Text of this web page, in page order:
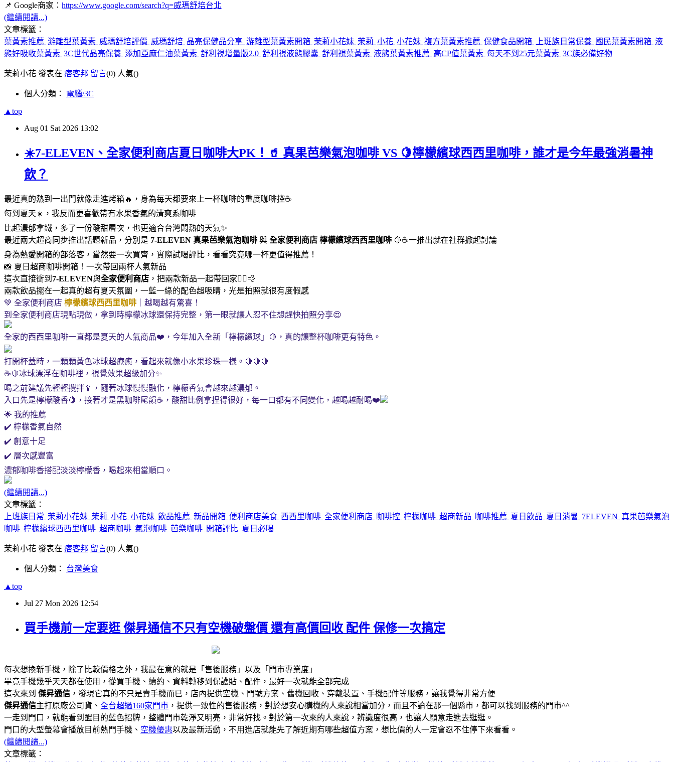
📌 Google商家： https://www.google.com/search?q=威瑪舒培台北
(繼續閱讀...)
文章標籤：
葉黃素推薦 游離型葉黃素 威瑪舒培評價 威瑪舒培 晶亮保健品分享 游離型葉黃素開箱 茉莉小花妹 茉莉 小花 小花妹 複方葉黃素推薦 保健食品開箱 上班族日常保養 國民葉黃素開箱 液
態好吸收葉黃素 3C世代晶亮保養 添加亞麻仁油葉黃素 舒利視增量版2.0 舒利視液態膠囊 舒利視葉黃素 液態葉黃素推薦 高CP值葉黃素 每天不到25元葉黃素 3C族必備好物
茉莉小花 發表在 痞客邦 留言(0) 人氣()
個人分類： 電腦/3C
▲top
Aug 01 Sat 2026 13:02
☀️7-ELEVEN、全家便利商店夏日咖啡大PK！🥤 真果芭樂氣泡咖啡 VS 🍋檸檬繽球西西里咖啡，誰才是今年最強消暑神
飲？
最近真的熱到一出門就像走進烤箱🔥，身為每天都要來上一杯咖啡的重度咖啡控☕
每到夏天☀️，我反而更喜歡帶有水果香氣的清爽系咖啡
比起濃郁拿鐵，多了一份酸甜層次，也更適合台灣悶熱的天氣✨
最近兩大超商同步推出話題新品，分別是 7-ELEVEN 真果芭樂氣泡咖啡 與 全家便利商店 檸檬繽球西西里咖啡 🍋☕一推出就在社群掀起討論
身為熱愛開箱的部落客，當然要一次買齊，實際試喝評比，看看究竟哪一杯更值得推薦！
📸 夏日超商咖啡開箱！一次帶回兩杯人氣新品
這次直接衝到 7-ELEVEN與全家便利商店 ，把兩款新品一起帶回家🏃‍♀️💨
兩款飲品擺在一起真的超有夏天氛圍，一藍一綠的配色超吸睛，光是拍照就很有度假感
💚 全家便利商店 檸檬繽球西西里咖啡 ｜越喝越有驚喜！
到全家便利商店現點現做，拿到時檸檬冰球還保持完整，第一眼就讓人忍不住想趕快拍照分享😍
全家的西西里咖啡一直都是夏天的人氣商品❤️，今年加入全新「檸檬繽球」🍋，真的讓整杯咖啡更有特色。
打開杯蓋時，一顆顆黃色冰球超療癒，看起來就像小水果珍珠一樣。🍋🍋🍋
☕🍋冰球漂浮在咖啡裡，視覺效果超級加分✨
喝之前建議先輕輕攪拌🥄，隨著冰球慢慢融化，檸檬香氣會越來越濃郁。
入口先是檸檬酸香🍋，接著才是黑咖啡尾韻☕，酸甜比例拿捏得很好，每一口都有不同變化，越喝越耐喝❤️
🌟 我的推薦
✔️ 檸檬香氣自然
✔️ 創意十足
✔️ 層次感豐富
濃郁咖啡香搭配淡淡檸檬香，喝起來相當順口。
(繼續閱讀...)
文章標籤：
上班族日常 茉莉小花妹 茉莉 小花 小花妹 飲品推薦 新品開箱 便利商店美食 西西里咖啡 全家便利商店 咖啡控 檸檬咖啡 超商新品 咖啡推薦 夏日飲品 夏日消暑 7ELEVEN 真果芭樂氣泡
咖啡 檸檬繽球西西里咖啡 超商咖啡 氣泡咖啡 芭樂咖啡 開箱評比 夏日必喝
茉莉小花 發表在 痞客邦 留言(0) 人氣()
個人分類： 台灣美食
▲top
Jul 27 Mon 2026 12:54
買手機前一定要逛 傑昇通信不只有空機破盤價 還有高價回收 配件 保修一次搞定
每次想換新手機，除了比較價格之外，我最在意的就是「售後服務」以及「門市專業度」
畢竟手機幾乎天天都在使用，從買手機、續約、資料轉移到保護貼、配件，最好一次就能全部完成
這次來到 傑昇通信 ，發現它真的不只是賣手機而已，店內提供空機、門號方案、舊機回收、穿戴裝置、手機配件等服務，讓我覺得非常方便
傑昇通信主打原廠公司貨、 全台超過160家門市 ，提供一致性的售後服務，對於想安心購機的人來說相當加分，而且不論在那一個縣市，都可以找到服務的門市^^
一走到門口，就能看到醒目的藍色招牌，整體門市乾淨又明亮，非常好找。對於第一次來的人來說，辨識度很高，也讓人願意走進去逛逛。
門口的大型螢幕會播放目前熱門手機、 空機優惠以及最新活動，不用進店就能先了解近期有哪些超值方案，想比價的人一定會忍不住停下來看看。
(繼續閱讀...)
文章標籤：